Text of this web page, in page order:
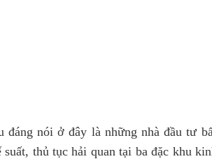
đáng nói ở đây là những nhà đầu tư
suất, thủ tục hải quan tại ba đặc khu